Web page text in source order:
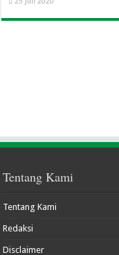
Tentang Kami
Tentang Kami
Redaksi
Disclaimer